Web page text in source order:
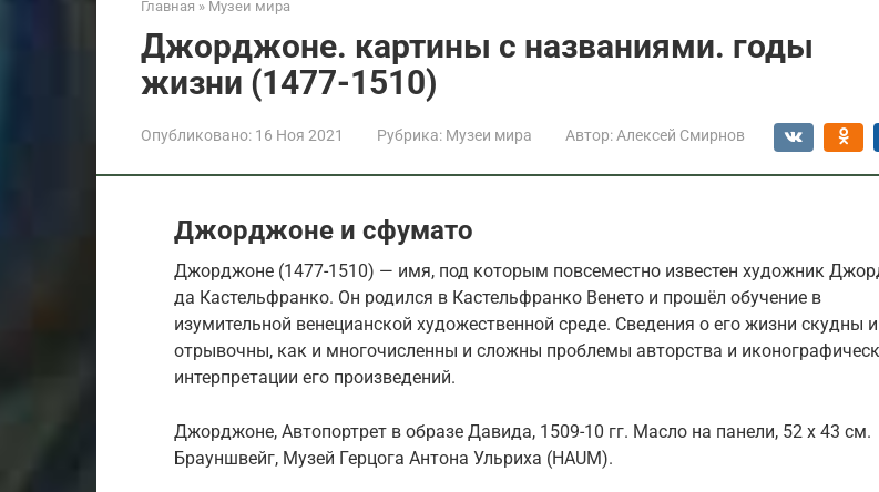
Главная » Музеи мира
Джорджоне. картины с названиями. годы
жизни (1477-1510)
Опубликовано: 16 Ноя 2021 Рубрика: Музеи мира Автор: Алексей Смирнов
Джорджоне и сфумато
Джорджоне (1477-1510) — имя, под которым повсеместно известен художник
да Кастельфранко. Он родился в Кастельфранко Венето и прошёл обучение в
изумительной венецианской художественной среде. Сведения о его жизни скудны и
отрывочны, как и многочисленны и сложны проблемы авторства и
интерпретации его произведений.
Джорджоне, Автопортрет в образе Давида, 1509-10 гг. Масло на панели, 52 x 43 см.
Брауншвейг, Музей Герцога Антона Ульриха (HAUM).